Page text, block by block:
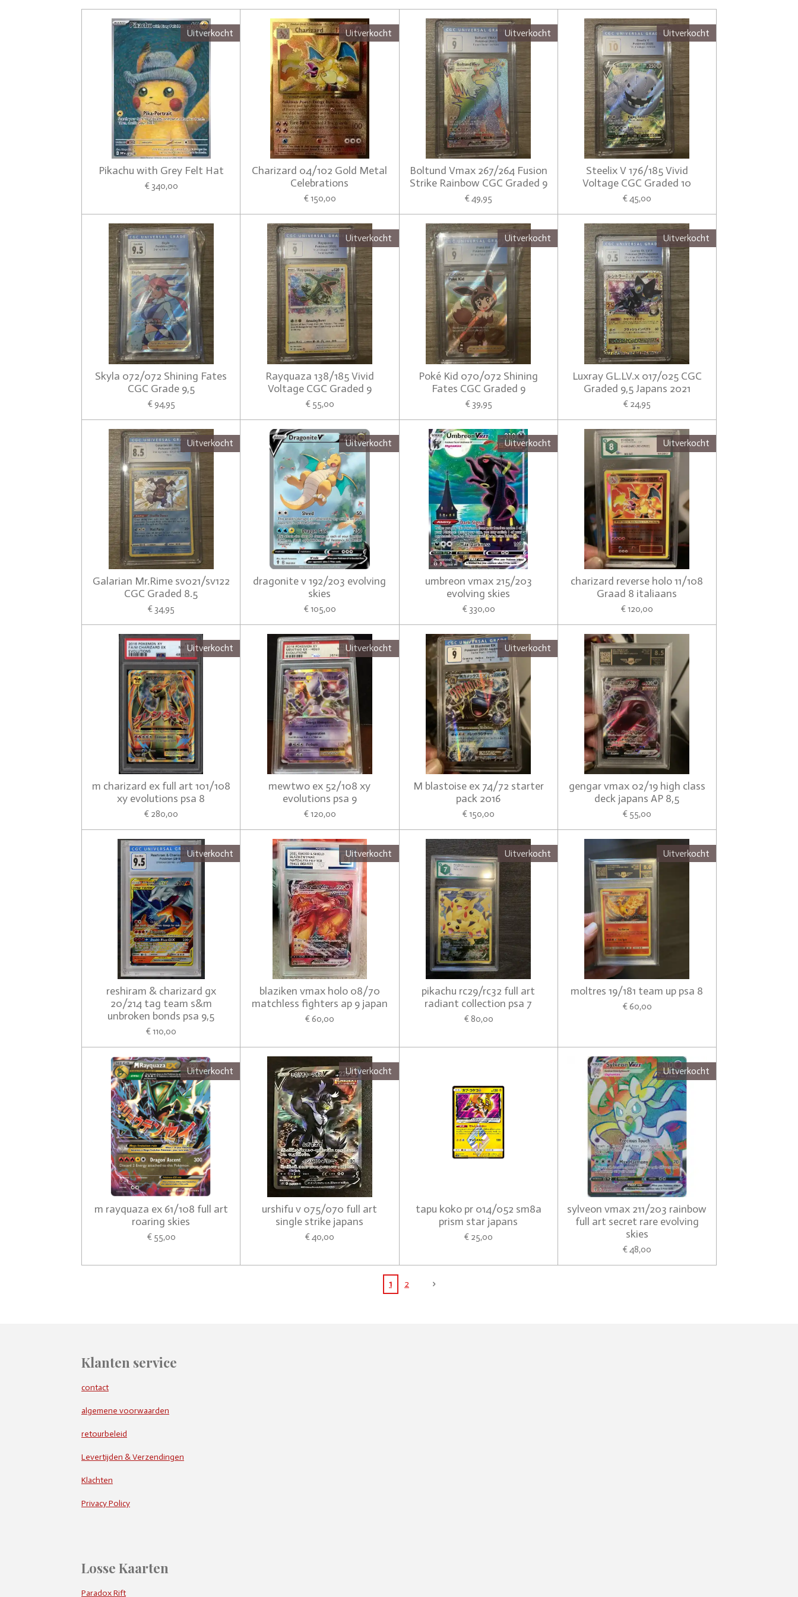
Uitverkocht
Pikachu with Grey Felt Hat
€ 340,00
Uitverkocht
Charizard 04/102 Gold Metal
Celebrations
€ 150,00
Uitverkocht
Boltund Vmax 267/264 Fusion
Strike Rainbow CGC Graded 9
€ 49,95
Uitverkocht
Steelix V 176/185 Vivid
Voltage CGC Graded 10
€ 45,00
Skyla 072/072 Shining Fates
CGC Grade 9,5
€ 94,95
Uitverkocht
Rayquaza 138/185 Vivid
Voltage CGC Graded 9
€ 55,00
Uitverkocht
Poké Kid 070/072 Shining
Fates CGC Graded 9
€ 39,95
Uitverkocht
Luxray GL.LV.x 017/025 CGC
Graded 9,5 Japans 2021
€ 24,95
Uitverkocht
Galarian Mr.Rime sv021/sv122
CGC Graded 8.5
€ 34,95
Uitverkocht
dragonite v 192/203 evolving
skies
€ 105,00
Uitverkocht
umbreon vmax 215/203
evolving skies
€ 330,00
Uitverkocht
charizard reverse holo 11/108
Graad 8 italiaans
€ 120,00
Uitverkocht
m charizard ex full art 101/108
xy evolutions psa 8
€ 280,00
Uitverkocht
mewtwo ex 52/108 xy
evolutions psa 9
€ 120,00
Uitverkocht
M blastoise ex 74/72 starter
pack 2016
€ 150,00
gengar vmax 02/19 high class
deck japans AP 8,5
€ 55,00
Uitverkocht
reshiram & charizard gx
20/214 tag team s&m
unbroken bonds psa 9,5
€ 110,00
Uitverkocht
blaziken vmax holo 08/70
matchless fighters ap 9 japan
€ 60,00
Uitverkocht
pikachu rc29/rc32 full art
radiant collection psa 7
€ 80,00
Uitverkocht
moltres 19/181 team up psa 8
€ 60,00
Uitverkocht
m rayquaza ex 61/108 full art
roaring skies
€ 55,00
Uitverkocht
urshifu v 075/070 full art
single strike japans
€ 40,00
tapu koko pr 014/052 sm8a
prism star japans
€ 25,00
Uitverkocht
sylveon vmax 211/203 rainbow
full art secret rare evolving
skies
€ 48,00
1 2
Klanten service
contact
algemene voorwaarden
retourbeleid
Levertijden & Verzendingen
Klachten
Privacy Policy
Losse Kaarten
Paradox Rift